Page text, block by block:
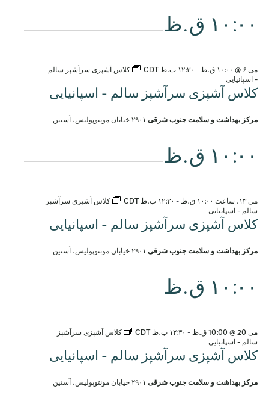
۱۰:۰۰ ق.ظ
کلاس آشپزی سرآشپز سالم - اسپانیایی
می ۶ @ ۱۰:۰۰ ق.ظ - ۱۲:۳۰ ب.ظ CDT
کلاس آشپزی سرآشپز سالم
- اسپانیایی
مرکز بهداشت و سلامت جنوب شرقی ۲۹۰۱ خیابان مونتوپولیس، آستین
۱۰:۰۰ ق.ظ
کلاس آشپزی سرآشپز سالم - اسپانیایی
می ۱۳، ساعت ۱۰:۰۰ ق.ظ - ۱۲:۳۰ ب.ظ CDT
کلاس آشپزی سرآشپز
سالم - اسپانیایی
مرکز بهداشت و سلامت جنوب شرقی ۲۹۰۱ خیابان مونتوپولیس، آستین
۱۰:۰۰ ق.ظ
کلاس آشپزی سرآشپز سالم - اسپانیایی
می 20 @ 10:00 ق.ظ - ۱۲:۳۰ ب.ظ CDT
کلاس آشپزی سرآشپز
سالم - اسپانیایی
مرکز بهداشت و سلامت جنوب شرقی ۲۹۰۱ خیابان مونتوپولیس، آستین